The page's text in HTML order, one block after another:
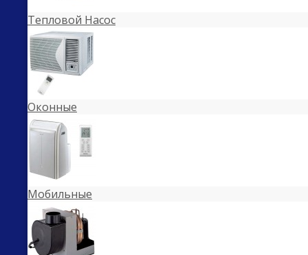
Тепловой Насос
Оконные
Мобильные